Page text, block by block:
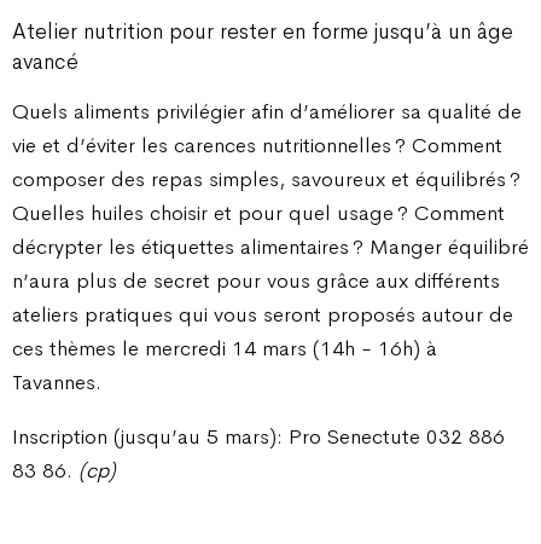
Atelier nutrition pour rester en forme jusqu’à un âge
avancé
Quels aliments privilégier afin d’améliorer sa qualité de
vie et d’éviter les carences nutritionnelles ? Comment
composer des repas simples, savoureux et équilibrés ?
Quelles huiles choisir et pour quel usage ? Comment
décrypter les étiquettes alimentaires ? Manger équilibré
n’aura plus de secret pour vous grâce aux différents
ateliers pratiques qui vous seront proposés autour de
ces thèmes le mercredi 14 mars (14h - 16h) à
Tavannes.
Inscription (jusqu’au 5 mars): Pro Senectute 032 886
83 86. (cp)